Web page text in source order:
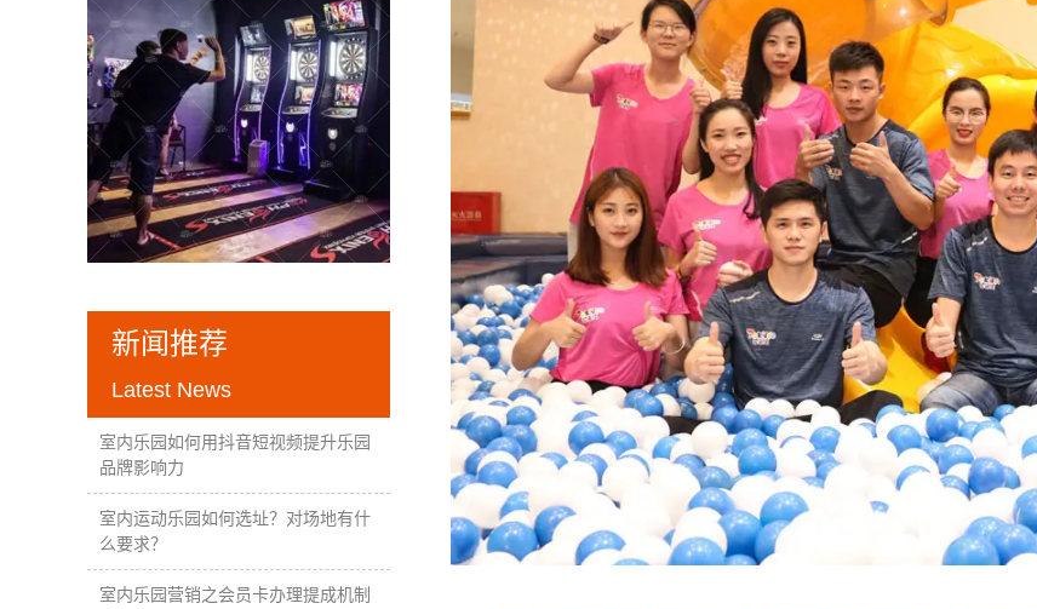
新闻推荐
Latest News
室内乐园如何用抖音短视频提升乐园
品牌影响力
室内运动乐园如何选址？对场地有什
么要求？
室内乐园营销之会员卡办理提成机制